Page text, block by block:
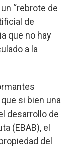
“rebrote de
de
que no hay
a la
si bien una
desarrollo de
(EBAB), el
del